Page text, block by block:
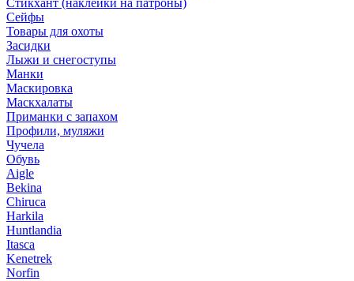
Стикхант (наклейки на патроны)
Сейфы
Товары для охоты
Засидки
Лыжи и снегоступы
Манки
Маскировка
Маскхалаты
Приманки с запахом
Профили, муляжи
Чучела
Обувь
Aigle
Bekina
Chiruсa
Harkila
Huntlandia
Itasca
Kenetrek
Norfin